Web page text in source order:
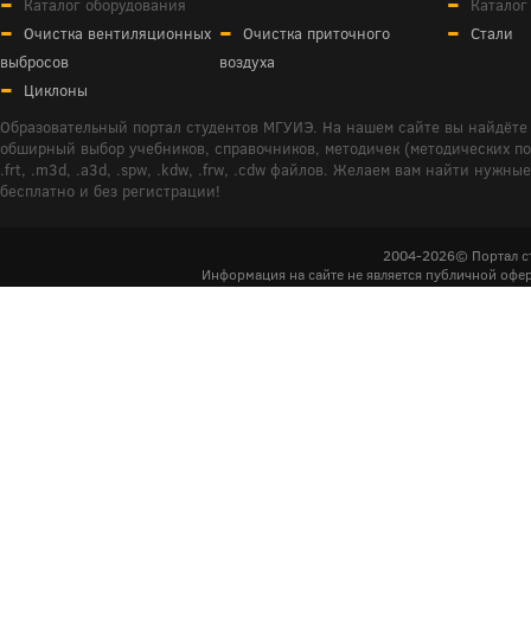
Каталог оборудования
Очистка вентиляционных
выбросов
Очистка приточного
воздуха
Циклоны
Стали
Образовательный портал студентов МГУИЭ. На нашем сайте вы
обширный выбор учебников, справочников, методичек (методических
.frt, .m3d, .a3d, .spw, .kdw, .frw, .cdw файлов. Желаем вам найти
бесплатно и без регистрации!
2004-2026© Портал
Информация на сайте не является публичной